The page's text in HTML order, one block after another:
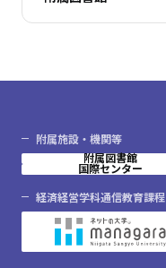
附属施設・機関等
附属図書館
国際センター
経済経営学科通信教育課程